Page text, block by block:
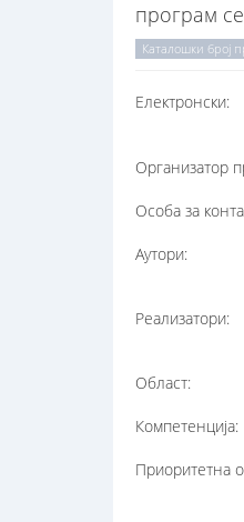
програм
Каталошки број
Електронски:
Организатор
Особа за
Аутори:
Реализатори:
Област:
Компетенција:
Приоритетна